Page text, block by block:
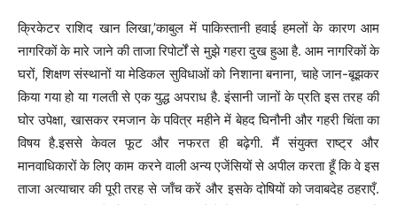
क्रिकेटर राशिद खान लिखा,’काबुल में पाकिस्तानी हवाई हमलों के कारण आम
नागरिकों के मारे जाने की ताजा रिपोर्टों से मुझे गहरा दुख हुआ है. आम नागरिकों के
घरों, शिक्षण संस्थानों या मेडिकल सुविधाओं को निशाना बनाना, चाहे जान-बूझकर
किया गया हो या गलती से एक युद्ध अपराध है. इंसानी जानों के प्रति इस तरह की
घोर उपेक्षा, खासकर रमजान के पवित्र महीने में बेहद घिनौनी और गहरी चिंता का
विषय है.इससे केवल फूट और नफरत ही बढ़ेगी. मैं संयुक्त राष्ट्र और
मानवाधिकारों के लिए काम करने वाली अन्य एजेंसियों से अपील करता हूँ कि वे इस
ताजा अत्याचार की पूरी तरह से जाँच करें और इसके दोषियों को जवाबदेह ठहराएँ.